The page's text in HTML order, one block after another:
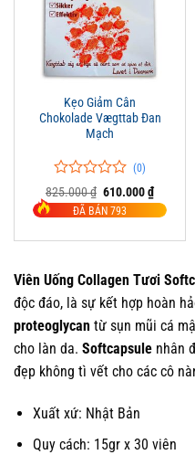
Kẹo Giảm Cân
Chokolade Vægttab Đan
Mạch
0
trên
5
0
(0)
825.000₫ Giá
gốc
là:
610.000₫Giá
hiện
tại
610.000
ĐÃ BÁN 793
Viên Uống Collagen Tươi
độc đáo, là sự kết hợp hoàn
proteoglycan từ sụn mũi cá
cho làn da. Softcapsule nhân
đẹp không tì vết cho các cô
Xuất xứ: Nhật Bản
Quy cách: 15gr x 30 viên